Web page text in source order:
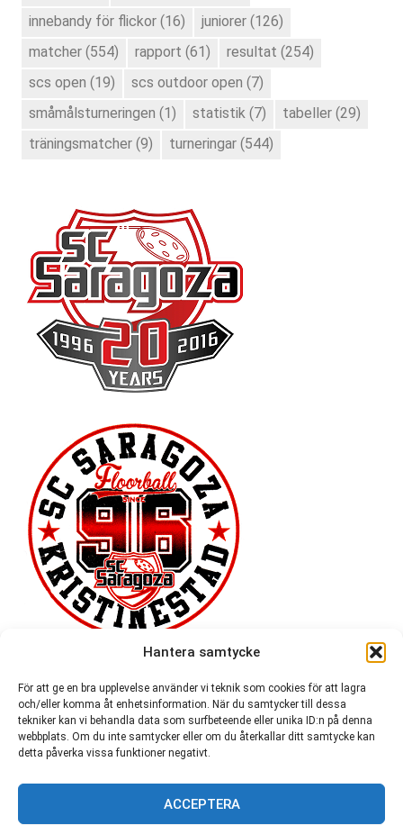
Hantera samtycke
För att ge en bra upplevelse använder vi teknik som cookies för att lagra
och/eller komma åt enhetsinformation. När du samtycker till dessa
tekniker kan vi behandla data som surfbeteende eller unika ID:n på denna
webbplats. Om du inte samtycker eller om du återkallar ditt samtycke kan
detta påverka vissa funktioner negativt.
ACCEPTERA
innebandy för flickor (16) juniorer (126)
matcher (554) rapport (61) resultat (254)
scs open (19) scs outdoor open (7)
småmålsturneringen (1) statistik (7) tabeller (29)
träningsmatcher (9) turneringar (544)